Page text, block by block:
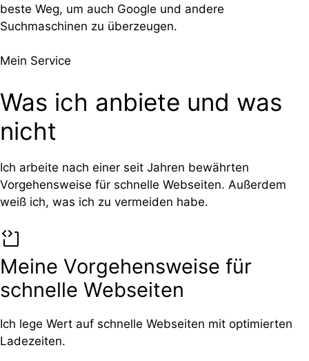
beste Weg, um auch Google und andere
Suchmaschinen zu überzeugen.
Mein Service
Was ich anbiete und was
nicht
Ich arbeite nach einer seit Jahren bewährten
Vorgehensweise für schnelle Webseiten. Außerdem
weiß ich, was ich zu vermeiden habe.
Meine Vorgehensweise für
schnelle Webseiten
Ich lege Wert auf schnelle Webseiten mit optimierten
Ladezeiten.